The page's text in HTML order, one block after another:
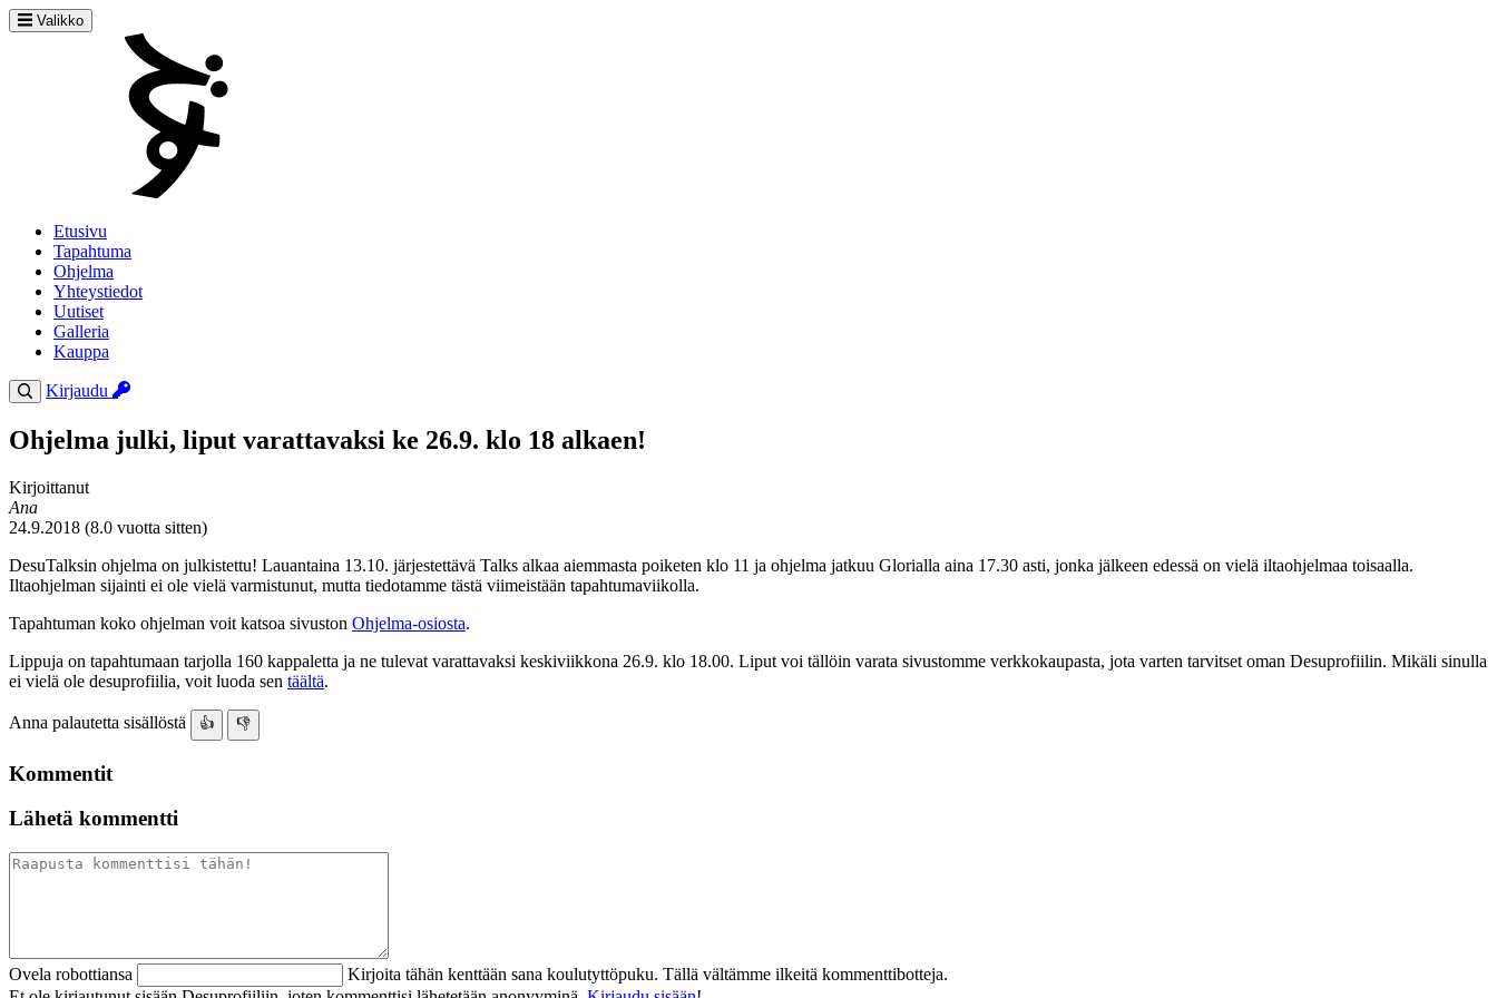
Valikko
Etusivu
Tapahtuma
Ohjelma
Yhteystiedot
Uutiset
Galleria
Kauppa
Kirjaudu
Ohjelma julki, liput varattavaksi ke 26.9. klo 18 alkaen!
Kirjoittanut
Ana
24.9.2018 (8.0 vuotta sitten)
DesuTalksin ohjelma on julkistettu! Lauantaina 13.10. järjestettävä Talks alkaa aiemmasta poiketen klo 11 ja ohjelma jatkuu Glorialla aina 17.30 asti, jonka jälkeen edessä on vielä iltaohjelmaa toisaalla.
Iltaohjelman sijainti ei ole vielä varmistunut, mutta tiedotamme tästä viimeistään tapahtumaviikolla.
Tapahtuman koko ohjelman voit katsoa sivuston Ohjelma-osiosta.
Lippuja on tapahtumaan tarjolla 160 kappaletta ja ne tulevat varattavaksi keskiviikkona 26.9. klo 18.00. Liput voi tällöin varata sivustomme verkkokaupasta, jota varten tarvitset oman Desuprofiilin. Mikäli sinulla
ei vielä ole desuprofiilia, voit luoda sen täältä.
Anna palautetta sisällöstä 👍 👎
Kommentit
Lähetä kommentti
Ovela robottiansa
Kirjoita tähän kenttään sana koulutyttöpuku. Tällä vältämme ilkeitä kommenttibotteja.